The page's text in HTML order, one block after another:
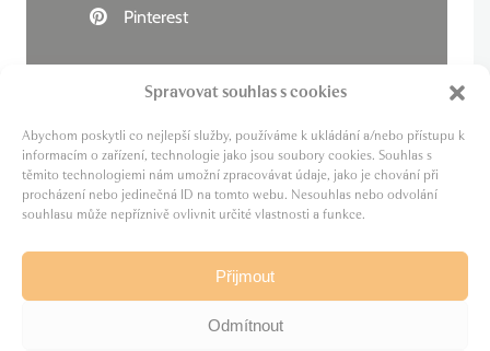
Spravovat souhlas s cookies
Abychom poskytli co nejlepší služby, používáme k ukládání a/nebo přístupu k
informacím o zařízení, technologie jako jsou soubory cookies. Souhlas s
těmito technologiemi nám umožní zpracovávat údaje, jako je chování při
procházení nebo jedinečná ID na tomto webu. Nesouhlas nebo odvolání
souhlasu může nepříznivě ovlivnit určité vlastnosti a funkce.
Přijmout
Odmítnout
Pinterest
Živý kraj
Lázně zdraví
Cesta za pivem
MICE
Film Karlovy Vary